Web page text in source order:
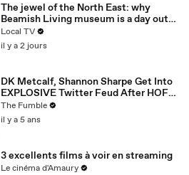
The jewel of the North East: why
Beamish Living museum is a day out
like no other
Local TV
il y a 2 jours
DK Metcalf, Shannon Sharpe Get Into
EXPLOSIVE Twitter Feud After HOFer
Calls Out Seahawks WR
The Fumble
il y a 5 ans
3 excellents films à voir en streaming
Le cinéma d'Amaury